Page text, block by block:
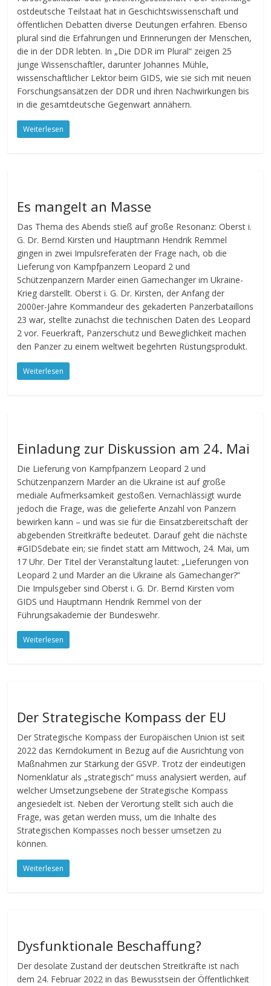
ostdeutsche Teilstaat hat in Geschichtswissenschaft und
öffentlichen Debatten diverse Deutungen erfahren. Ebenso
plural sind die Erfahrungen und Erinnerungen der Menschen,
die in der DDR lebten. In „Die DDR im Plural“ zeigen 25
junge Wissenschaftler, darunter Johannes Mühle,
wissenschaftlicher Lektor beim GIDS, wie sie sich mit neuen
Forschungsansätzen der DDR und ihren Nachwirkungen bis
in die gesamtdeutsche Gegenwart annähern.
Weiterlesen
Es mangelt an Masse
Das Thema des Abends stieß auf große Resonanz: Oberst i.
G. Dr. Bernd Kirsten und Hauptmann Hendrik Remmel
gingen in zwei Impulsreferaten der Frage nach, ob die
Lieferung von Kampfpanzern Leopard 2 und
Schützenpanzern Marder einen Gamechanger im Ukraine-
Krieg darstellt. Oberst i. G. Dr. Kirsten, der Anfang der
2000er-Jahre Kommandeur des gekaderten Panzerbataillons
23 war, stellte zunächst die technischen Daten des Leopard
2 vor. Feuerkraft, Panzerschutz und Beweglichkeit machen
den Panzer zu einem weltweit begehrten Rüstungsprodukt.
Weiterlesen
Einladung zur Diskussion am 24. Mai
Die Lieferung von Kampfpanzern Leopard 2 und
Schützenpanzern Marder an die Ukraine ist auf große
mediale Aufmerksamkeit gestoßen. Vernachlässigt wurde
jedoch die Frage, was die gelieferte Anzahl von Panzern
bewirken kann – und was sie für die Einsatzbereitschaft der
abgebenden Streitkräfte bedeutet. Darauf geht die nächste
#GIDSdebate ein; sie findet statt am Mittwoch, 24. Mai, um
17 Uhr. Der Titel der Veranstaltung lautet: „Lieferungen von
Leopard 2 und Marder an die Ukraine als Gamechanger?“
Die Impulsgeber sind Oberst i. G. Dr. Bernd Kirsten vom
GIDS und Hauptmann Hendrik Remmel von der
Führungsakademie der Bundeswehr.
Weiterlesen
Der Strategische Kompass der EU
Der Strategische Kompass der Europäischen Union ist seit
2022 das Kerndokument in Bezug auf die Ausrichtung von
Maßnahmen zur Stärkung der GSVP. Trotz der eindeutigen
Nomenklatur als „strategisch“ muss analysiert werden, auf
welcher Umsetzungsebene der Strategische Kompass
angesiedelt ist. Neben der Verortung stellt sich auch die
Frage, was getan werden muss, um die Inhalte des
Strategischen Kompasses noch besser umsetzen zu
können.
Weiterlesen
Dysfunktionale Beschaffung?
Der desolate Zustand der deutschen Streitkräfte ist nach
dem 24. Februar 2022 in das Bewusstsein der Öffentlichkeit